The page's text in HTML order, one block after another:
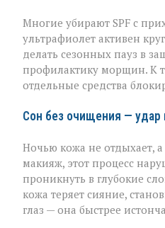
Многие убирают SPF с
ультрафиолет активен
делать сезонных пауз в
профилактику морщин. К
отдельные средства
Сон без очищения — удар
Ночью кожа не отдыхает, а
макияж, этот процесс
проникнуть в глубокие
кожа теряет сияние,
глаз — она быстрее